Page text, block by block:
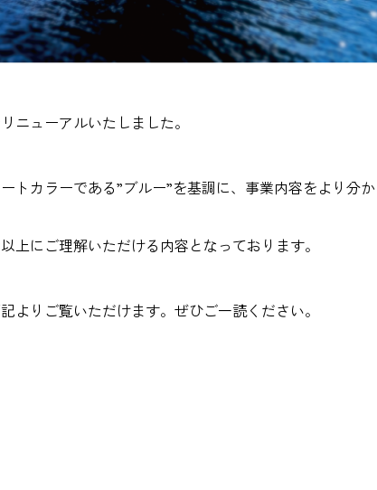
ニューアルいたしました。
トカラーである”ブルー”を基調に、事業内容をより分
上にご理解いただける内容となっております。
よりご覧いただけます。ぜひご一読ください。